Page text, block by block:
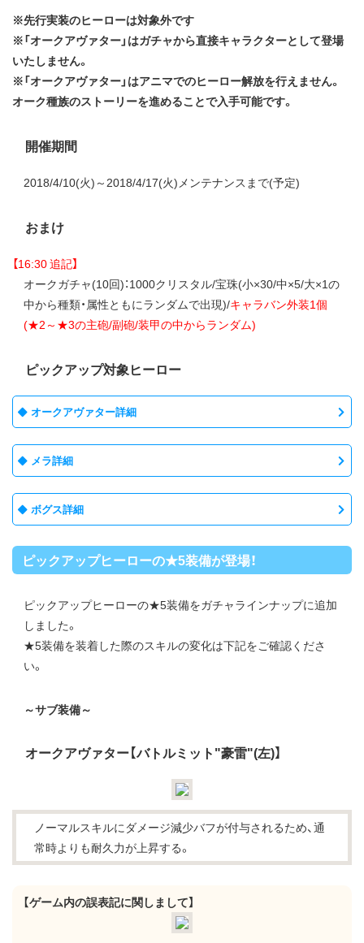
※先行実装のヒーローは対象外です
※「オークアヴァター」はガチャから直接キャラクターとして登場
いたしません。
※「オークアヴァター」はアニマでのヒーロー解放を行えません。
オーク種族のストーリーを進めることで入手可能です。
開催期間
2018/4/10(火)～2018/4/17(火)メンテナンスまで(予定)
おまけ
【16:30 追記】
オークガチャ(10回)：1000クリスタル/宝珠(小×30/中×5/大×1の
中から種類・属性ともにランダムで出現)/キャラバン外装1個
(★2～★3の主砲/副砲/装甲の中からランダム)
ピックアップ対象ヒーロー
オークアヴァター詳細
メラ詳細
ボグス詳細
ピックアップヒーローの★5装備が登場！
ピックアップヒーローの★5装備をガチャラインナップに追加
しました。
★5装備を装着した際のスキルの変化は下記をご確認くださ
い。
～サブ装備～
オークアヴァター【バトルミット"豪雷"(左)】
ノーマルスキルにダメージ減少バフが付与されるため、通
常時よりも耐久力が上昇する。
【ゲーム内の誤表記に関しまして】